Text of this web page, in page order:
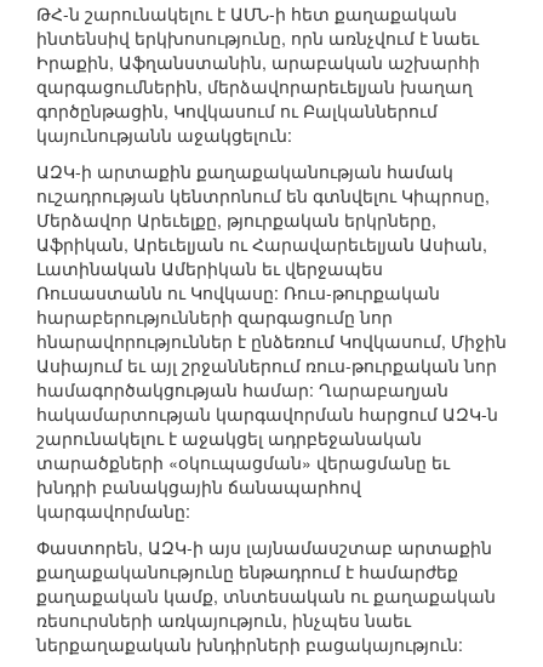
ԹՀ-ն շարունակելու է ԱՄՆ-ի հետ քաղաքական
ինտենսիվ երկխոսությունը, որն առնչվում է նաեւ
Իրաքին, Աֆղանստանին, արաբական աշխարհի
զարգացումներին, մերձավորարեւելյան խաղաղ
գործընթացին, Կովկասում ու Բալկաններում
կայունությանն աջակցելուն:
ԱԶԿ-ի արտաքին քաղաքականության համակ
ուշադրության կենտրոնում են գտնվելու Կիպրոսը,
Մերձավոր Արեւելքը, թյուրքական երկրները,
Աֆրիկան, Արեւելյան ու Հարավարեւելյան Ասիան,
Լատինական Ամերիկան եւ վերջապես
Ռուսաստանն ու Կովկասը: Ռուս-թուրքական
հարաբերությունների զարգացումը նոր
հնարավորություններ է ընձեռում Կովկասում, Միջին
Ասիայում եւ այլ շրջաններում ռուս-թուրքական նոր
համագործակցության համար: Ղարաբաղյան
հակամարտության կարգավորման հարցում ԱԶԿ-ն
շարունակելու է աջակցել ադրբեջանական
տարածքների «օկուպացման» վերացմանը եւ
խնդրի բանակցային ճանապարհով
կարգավորմանը:
Փաստորեն, ԱԶԿ-ի այս լայնամասշտաբ արտաքին
քաղաքականությունը ենթադրում է համարժեք
քաղաքական կամք, տնտեսական ու քաղաքական
ռեսուրսների առկայություն, ինչպես նաեւ
ներքաղաքական խնդիրների բացակայություն: